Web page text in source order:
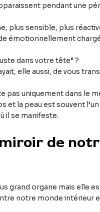
pendant une
plus sensible, plus
émotionnellement
dans votre tête” ?
elle aussi, de vous
pas uniquement dans le
et la peau est souvent
il se manifeste.
de
grand organe mais elle
notre monde intérieur